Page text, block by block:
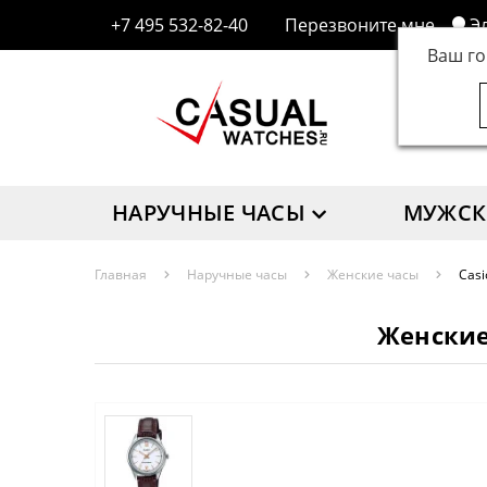
+7 495 532-82-40 Перезвоните мне
Ваш
НАРУЧНЫЕ ЧАСЫ
Главная Наручные часы Женские часы